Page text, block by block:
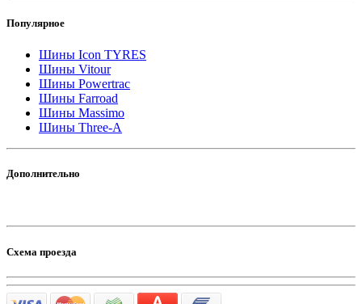
Популярное
Шины Icon TYRES
Шины Vitour
Шины Powertrac
Шины Farroad
Шины Massimo
Шины Three-A
Дополнительно
Схема проезда